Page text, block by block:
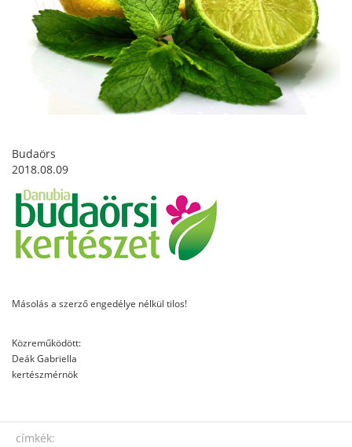
Budaörs
2018.08.09
Másolás a szerző engedélye nélkül tilos!
Közreműködött:
Deák Gabriella
kertészmérnök
címkék: